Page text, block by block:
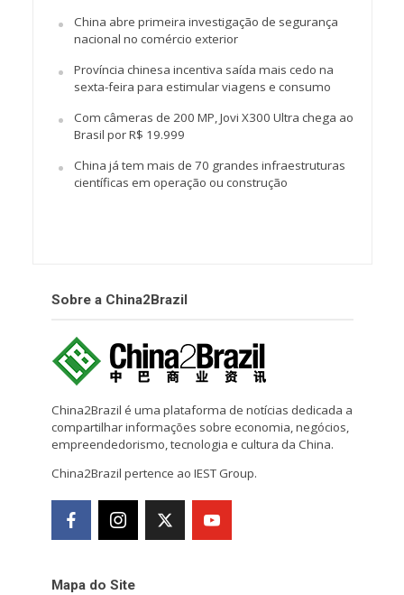
China abre primeira investigação de segurança
nacional no comércio exterior
Província chinesa incentiva saída mais cedo na
sexta-feira para estimular viagens e consumo
Com câmeras de 200 MP, Jovi X300 Ultra chega ao
Brasil por R$ 19.999
China já tem mais de 70 grandes infraestruturas
científicas em operação ou construção
Sobre a China2Brazil
China2Brazil é uma plataforma de notícias dedicada a
compartilhar informações sobre economia, negócios,
empreendedorismo, tecnologia e cultura da China.
China2Brazil pertence ao IEST Group.
Mapa do Site